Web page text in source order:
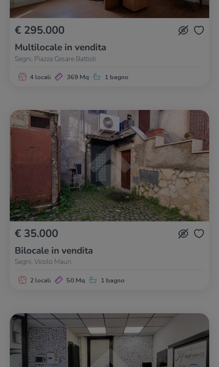
€ 295.000
Multilocale in vendita
Segni, Piazza Cesare Battisti
4 locali 369 Mq 1 bagno
€ 35.000
Bilocale in vendita
Segni, Vicolo Mauri
2 locali 50 Mq 1 bagno